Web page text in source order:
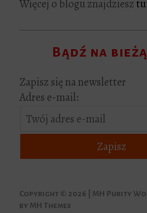
Więcej o blogu znajdziesz
Bądź na
Zapisz się na newsletter
Adres e-mail:
Copyright © 2026 | MH Purity
by MH Themes